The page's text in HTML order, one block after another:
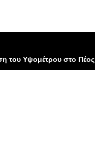
του Υψομέτρου στο Πέος